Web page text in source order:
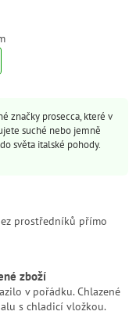
značky prosecca, které v
suché nebo jemně
světa italské pohody.
prostředníků přímo
zboží
v pořádku. Chlazené
s chladicí vložkou.